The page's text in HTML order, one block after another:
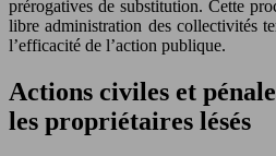
prérogatives de substitution. Cette
libre administration des collectivités
l’efficacité de l’action publique.
Actions civiles et
les propriétaires lésés